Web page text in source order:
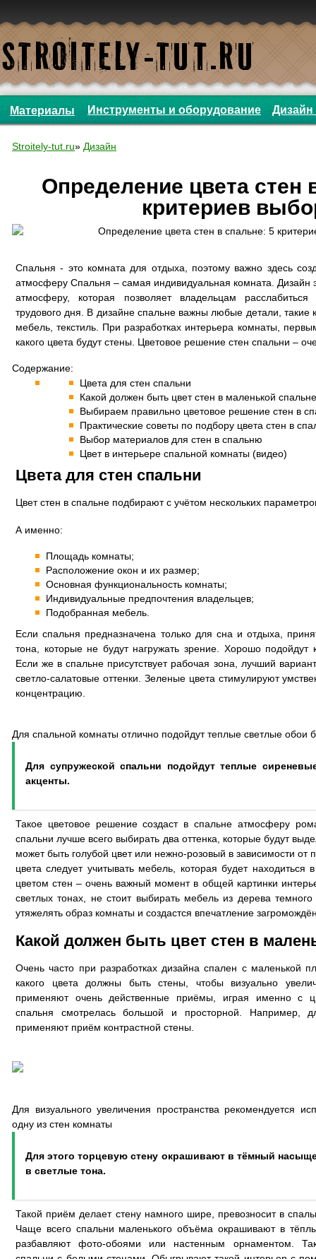
Материалы Инструменты и оборудование Дизайн
Stroitely-tut.ru» Дизайн
Определение цвета стен
критериев
Спальня - это комната для отдыха, поэтому важно здесь
атмосферу Спальня – самая индивидуальная комната. Дизайн
атмосферу, которая позволяет владельцам
трудового дня. В дизайне спальне важны любые детали,
мебель, текстиль. При разработках интерьера комнаты,
какого цвета будут стены. Цветовое решение стен спальни –
Содержание:
Цвета для стен спальни
Какой должен быть цвет стен в маленькой спальне
Выбираем правильно цветовое решение стен в
Практические советы по подбору цвета стен в
Выбор материалов для стен в спальню
Цвет в интерьере спальной комнаты (видео)
Цвета для стен спальни
Цвет стен в спальне подбирают с учётом нескольких
А именно:
Площадь комнаты;
Расположение окон и их размер;
Основная функциональность комнаты;
Индивидуальные предпочтения владельцев;
Подобранная мебель.
Если спальня предназначена только для сна и отдыха,
тона, которые не будут нагружать зрение. Хорошо подойдут
Если же в спальне присутствует рабочая зона, лучший
светло-салатовые оттенки. Зеленые цвета стимулируют
концентрацию.
Для спальной комнаты отлично подойдут теплые светлые обои
Для супружеской спальни подойдут теплые
акценты.
Такое цветовое решение создаст в спальне атмосферу
спальни лучше всего выбирать два оттенка, которые будут
может быть голубой цвет или нежно-розовый в зависимости от
цвета следует учитывать мебель, которая будет
цветом стен – очень важный момент в общей картинки
светлых тонах, не стоит выбирать мебель из дерева
утяжелять образ комнаты и создастся впечатление
Какой должен быть цвет стен в
Очень часто при разработках дизайна спален с маленькой
какого цвета должны быть стены, чтобы визуально
применяют очень действенные приёмы, играя именно с
спальня смотрелась большой и просторной. Например,
применяют приём контрастной стены.
Для визуального увеличения пространства рекомендуется
одну из стен комнаты
Для этого торцевую стену окрашивают в тёмный
в светлые тона.
Такой приём делает стену намного шире, превозносит в
Чаще всего спальни маленького объёма окрашивают в
разбавляют фото-обоями или настенным орнаментом.